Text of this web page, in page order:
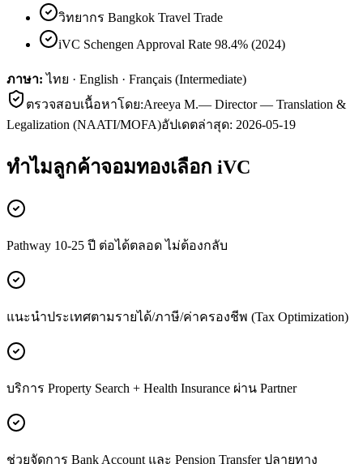
วิทยากร Bangkok Travel Trade
iVC Schengen Approval Rate 98.4% (2024)
ภาษา: ไทย · English · Français (Intermediate)
ตรวจสอบเนื้อหาโดย:Areeya M.— Director — Translation &
Legalization (NAATI/MOFA)อัปเดตล่าสุด: 2026-05-19
ทำไมลูกค้าจอมทองเลือก iVC
Pathway 10-25 ปี ต่อได้ตลอด ไม่ต้องกลับ
แนะนำประเทศตามรายได้/ภาษี/ค่าครองชีพ (Tax Optimization)
บริการ Property Search + Health Insurance ผ่าน Partner
ช่วยจัดการ Bank Account และ Pension Transfer ปลายทาง